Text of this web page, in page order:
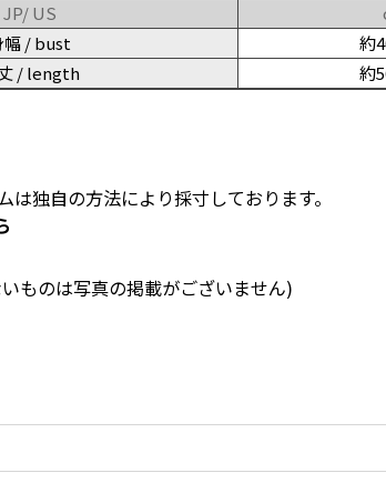
JP/ US
幅 / bust
約
/ length
約
独自の方法により採寸しております。
ものは写真の掲載がございません)